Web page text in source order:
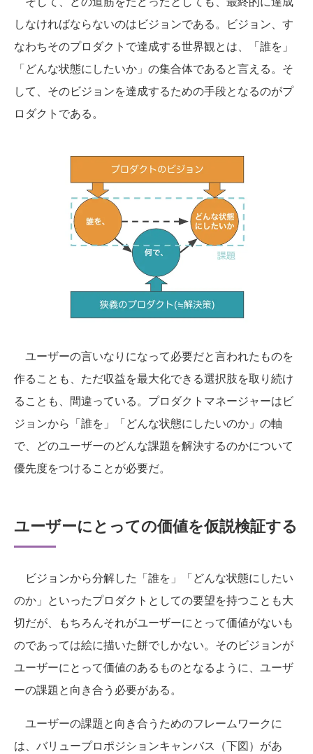
しなければならないのはビジョンである。ビジョン、す
なわちそのプロダクトで達成する世界観とは、「誰を」
「どんな状態にしたいか」の集合体であると言える。そ
して、そのビジョンを達成するための手段となるのがプ
ロダクトである。
ユーザーの言いなりになって必要だと言われたものを
作ることも、ただ収益を最大化できる選択肢を取り続け
ることも、間違っている。プロダクトマネージャーはビ
ジョンから「誰を」「どんな状態にしたいのか」の軸
で、どのユーザーのどんな課題を解決するのかについて
優先度をつけることが必要だ。
ユーザーにとっての価値を仮説検証する
ビジョンから分解した「誰を」「どんな状態にしたい
のか」といったプロダクトとしての要望を持つことも大
切だが、もちろんそれがユーザーにとって価値がないも
のであっては絵に描いた餅でしかない。そのビジョンが
ユーザーにとって価値のあるものとなるように、ユーザ
ーの課題と向き合う必要がある。
ユーザーの課題と向き合うためのフレームワークに
は、バリュープロポジションキャンバス（下図）があ